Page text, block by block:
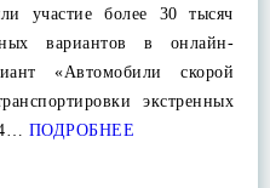
участие более 30 тысяч
вариантов в онлайн-
«Автомобили скорой
экстренных
ПОДРОБНЕЕ